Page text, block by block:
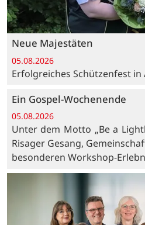
Neue Majestäten
05.08.2026
Erfolgreiches Schützenfest
Ein Gospel-Wochenende
05.08.2026
Unter dem Motto „Be a
Risager Gesang,
besonderen Workshop-